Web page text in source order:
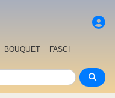
BOUQUET
FASCI